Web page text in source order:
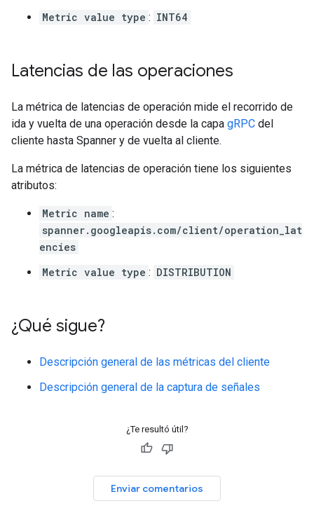
Metric value type : INT64
Latencias de las operaciones
La métrica de latencias de operación mide el recorrido de
ida y vuelta de una operación desde la capa gRPC del
cliente hasta Spanner y de vuelta al cliente.
La métrica de latencias de operación tiene los siguientes
atributos:
Metric name :
spanner.googleapis.com/client/operation_lat
encies
Metric value type : DISTRIBUTION
¿Qué sigue?
Descripción general de las métricas del cliente
Descripción general de la captura de señales
¿Te resultó útil?
Enviar comentarios